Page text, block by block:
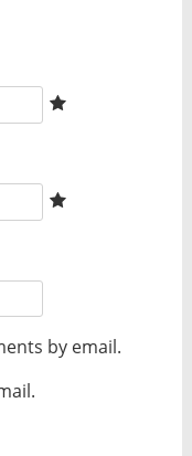
by email.